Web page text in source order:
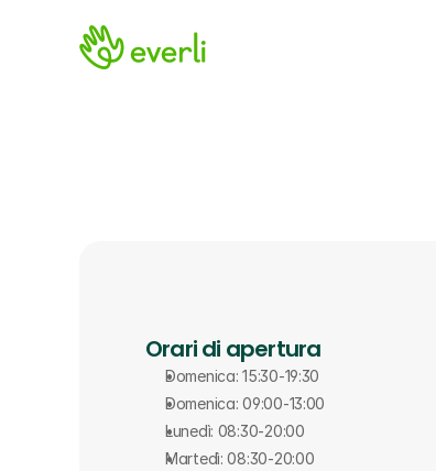
Orari di apertura
Domenica: 15:30-19:30
Domenica: 09:00-13:00
Lunedì: 08:30-20:00
Martedì: 08:30-20:00